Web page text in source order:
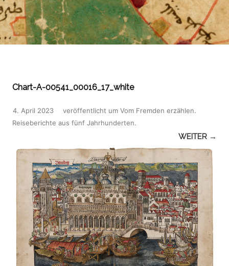
Chart-A-00541_00016_17_white
veröffentlicht
4. April 2023 um Vom Fremden erzählen.
Reiseberichte aus fünf Jahrhunderten.
WEITER →